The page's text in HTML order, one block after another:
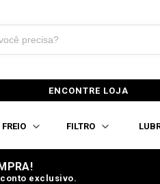
ENCONTRE LOJA
FREIO FILTRO
exclusivo.